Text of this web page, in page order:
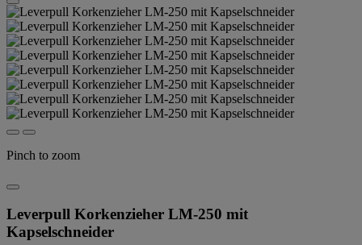
Pinch to zoom
Leverpull Korkenzieher LM-250 mit
Kapselschneider